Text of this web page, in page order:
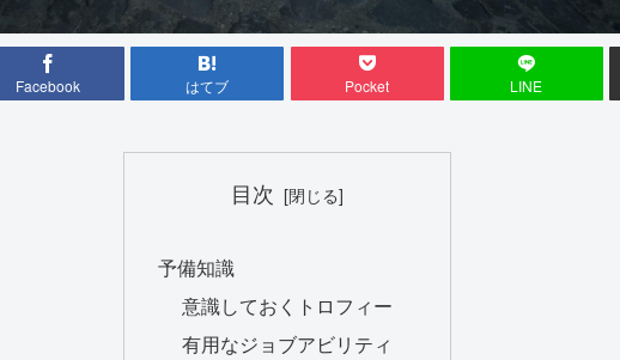
Facebook はてブ Pocket LINE
目次
予備知識
意識しておくトロフィー
有用なジョブアビリティ